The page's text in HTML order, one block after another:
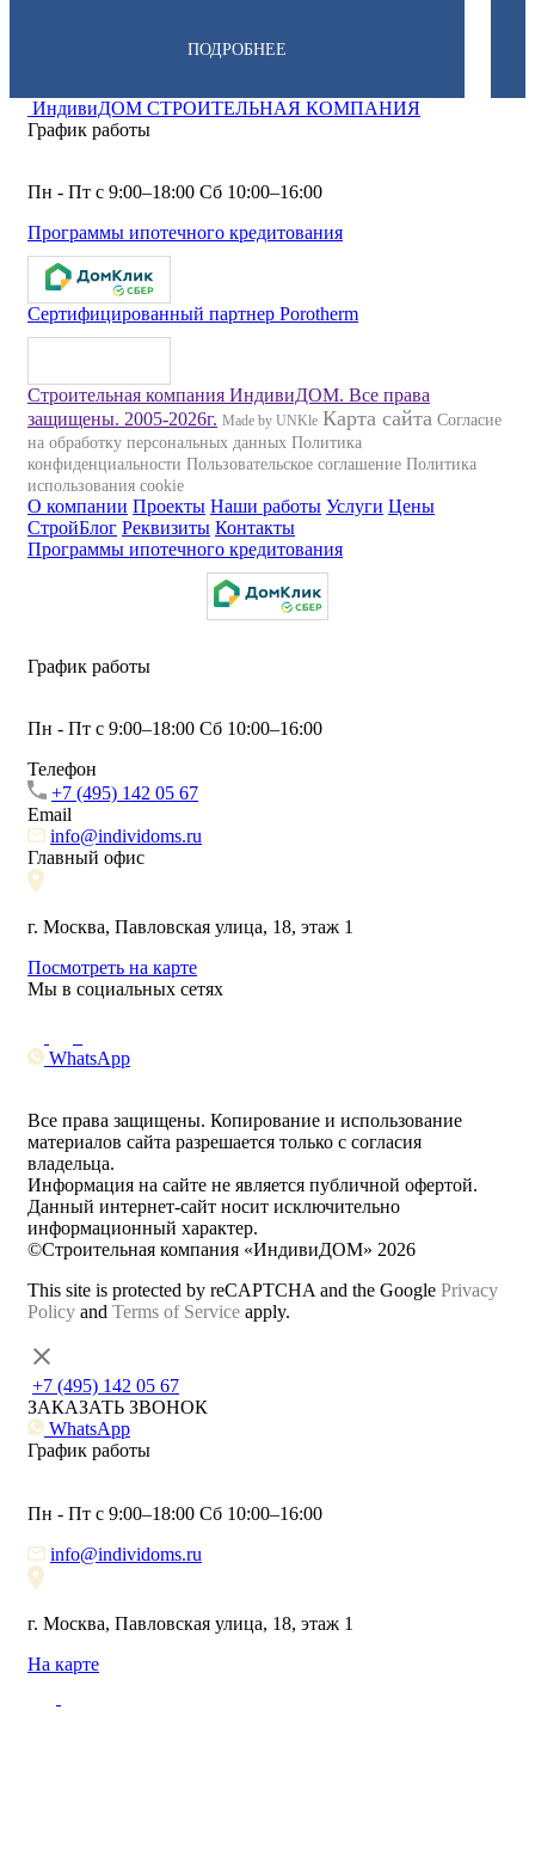
ПОДРОБНЕЕ
ИндивиДОМ СТРОИТЕЛЬНАЯ КОМПАНИЯ
График работы
Пн - Пт с 9:00–18:00 Сб 10:00–16:00
Программы ипотечного кредитования
Сертифицированный партнер Porotherm
Строительная компания ИндивиДОМ. Все права
защищены. 2005-2026г. Made by UNKle Карта сайта Согласие
на обработку персональных данных Политика
конфиденциальности Пользовательское соглашение Политика
использования сookie
О компании Проекты Наши работы Услуги Цены
СтройБлог Реквизиты Контакты
Программы ипотечного кредитования
График работы
Пн - Пт с 9:00–18:00 Сб 10:00–16:00
Телефон
+7 (495) 142 05 67
Email
info@individoms.ru
Главный офис
г. Москва, Павловская улица, 18, этаж 1
Посмотреть на карте
Мы в социальных сетях
WhatsApp
Все права защищены. Копирование и использование
материалов сайта разрешается только с согласия
владельца.
Информация на сайте не является публичной офертой.
Данный интернет-сайт носит исключительно
информационный характер.
©Строительная компания «ИндивиДОМ» 2026
This site is protected by reCAPTCHA and the Google Privacy
Policy and Terms of Service apply.
+7 (495) 142 05 67
ЗАКАЗАТЬ ЗВОНОК
WhatsApp
График работы
Пн - Пт с 9:00–18:00 Сб 10:00–16:00
info@individoms.ru
г. Москва, Павловская улица, 18, этаж 1
На карте